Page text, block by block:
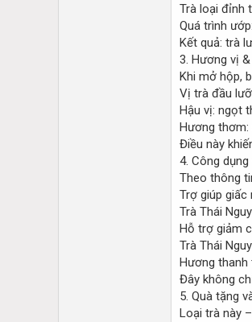
Trà loại đỉnh
Quá trình
Kết quả: trà
3. Hương vị
Khi mở hộp,
Vị trà đầu
Hậu vị: ngọt
Hương thơm:
Điều này
4. Công
Theo thông
Trợ giúp giấc
Trà Thái
Hỗ trợ giảm
Trà Thái
Hương thanh
Đây không
5. Quà tặng
Loại trà này